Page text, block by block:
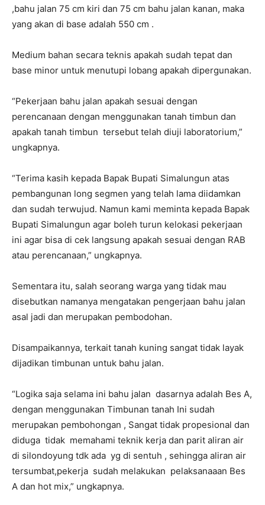
,bahu jalan 75 cm kiri dan 75 cm bahu jalan kanan, maka
yang akan di base adalah 550 cm .
Medium bahan secara teknis apakah sudah tepat dan
base minor untuk menutupi lobang apakah dipergunakan.
“Pekerjaan bahu jalan apakah sesuai dengan
perencanaan dengan menggunakan tanah timbun dan
apakah tanah timbun tersebut telah diuji laboratorium,”
ungkapnya.
“Terima kasih kepada Bapak Bupati Simalungun atas
pembangunan long segmen yang telah lama diidamkan
dan sudah terwujud. Namun kami meminta kepada Bapak
Bupati Simalungun agar boleh turun kelokasi pekerjaan
ini agar bisa di cek langsung apakah sesuai dengan RAB
atau perencanaan,” ungkapnya.
Sementara itu, salah seorang warga yang tidak mau
disebutkan namanya mengatakan pengerjaan bahu jalan
asal jadi dan merupakan pembodohan.
Disampaikannya, terkait tanah kuning sangat tidak layak
dijadikan timbunan untuk bahu jalan.
“Logika saja selama ini bahu jalan dasarnya adalah Bes A,
dengan menggunakan Timbunan tanah Ini sudah
merupakan pembohongan , Sangat tidak propesional dan
diduga tidak memahami teknik kerja dan parit aliran air
di silondoyung tdk ada yg di sentuh , sehingga aliran air
tersumbat,pekerja sudah melakukan pelaksanaaan Bes
A dan hot mix,” ungkapnya.